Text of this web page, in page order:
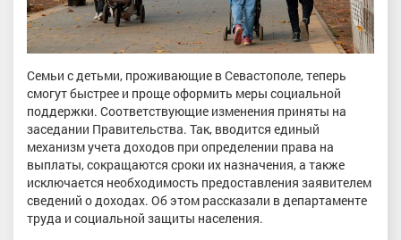
Семьи с детьми, проживающие в Севастополе, теперь
смогут быстрее и проще оформить меры социальной
поддержки. Соответствующие изменения приняты на
заседании Правительства. Так, вводится единый
механизм учета доходов при определении права на
выплаты, сокращаются сроки их назначения, а также
исключается необходимость предоставления заявителем
сведений о доходах. Об этом рассказали в департаменте
труда и социальной защиты населения.